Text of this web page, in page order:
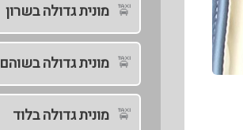
מונית גדולה בשרון
מונית גדולה בשוהם
מונית גדולה בלוד